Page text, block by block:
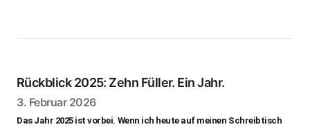
Rückblick 2025: Zehn Füller. Ein Jahr.
3. Februar 2026
Das Jahr 2025 ist vorbei. Wenn ich heute auf meinen Schreibtisch